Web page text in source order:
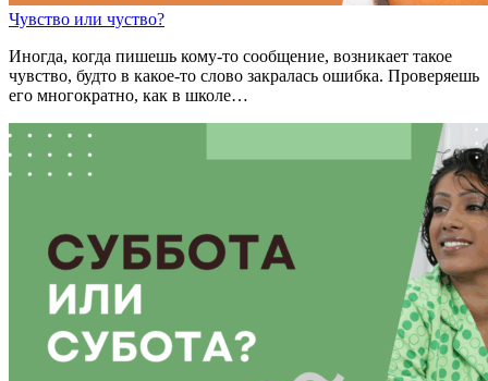
Чувство или чуство?
Иногда, когда пишешь кому-то сообщение, возникает такое
чувство, будто в какое-то слово закралась ошибка. Проверяешь
его многократно, как в школе…